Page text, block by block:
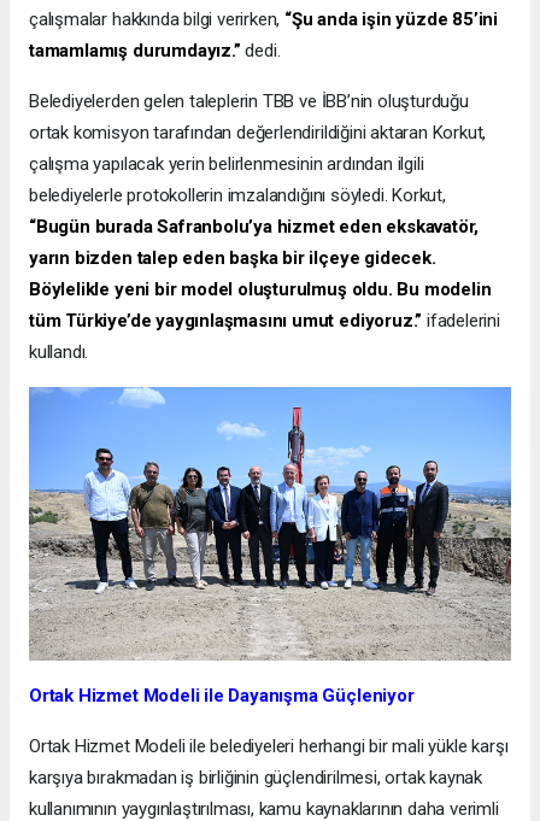
çalışmalar hakkında bilgi verirken, “Şu anda işin yüzde 85’ini
tamamlamış durumdayız.” dedi.
Belediyelerden gelen taleplerin TBB ve İBB’nin oluşturduğu
ortak komisyon tarafından değerlendirildiğini aktaran Korkut,
çalışma yapılacak yerin belirlenmesinin ardından ilgili
belediyelerle protokollerin imzalandığını söyledi. Korkut,
“Bugün burada Safranbolu’ya hizmet eden ekskavatör,
yarın bizden talep eden başka bir ilçeye gidecek.
Böylelikle yeni bir model oluşturulmuş oldu. Bu modelin
tüm Türkiye’de yaygınlaşmasını umut ediyoruz.” ifadelerini
kullandı.
Ortak Hizmet Modeli ile Dayanışma Güçleniyor
Ortak Hizmet Modeli ile belediyeleri herhangi bir mali yükle karşı
karşıya bırakmadan iş birliğinin güçlendirilmesi, ortak kaynak
kullanımının yaygınlaştırılması, kamu kaynaklarının daha verimli